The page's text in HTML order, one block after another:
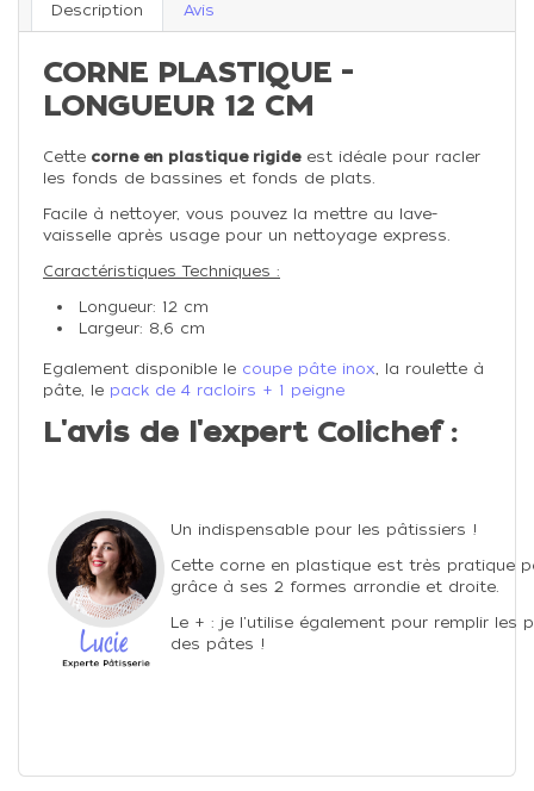
Description Avis
CORNE PLASTIQUE -
LONGUEUR 12 CM
Cette corne en plastique rigideest idéale pour racler
les fonds de bassines et fonds de plats.
Facile à nettoyer, vous pouvez la mettre au lave-
vaisselle après usage pour un nettoyage express.
Caractéristiques Techniques :
Longueur: 12 cm
Largeur: 8,6 cm
Egalement disponible le coupe pâte inox, la roulette à
pâte, le pack de 4 racloirs + 1 peigne
L'avis de l'expert Colichef :
Un indispensable pour les pâtissiers !
Cette corne en plastique est très pratique
grâce à ses 2 formes arrondie et droite.
Le + : je l'utilise également pour remplir les
des pâtes !